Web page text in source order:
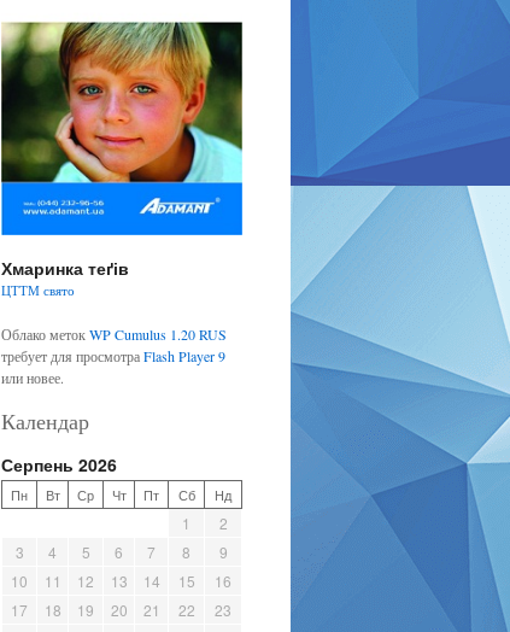
Хмаринка теґів
ЦТТМ свято
Облако метокWP Cumulus 1.20 RUS
требует для просмотраFlash Player 9
или новее.
Календар
Серпень 2026
Пн Вт Ср Чт Пт Сб Нд
1
2
3
4 5 6 7 8
9
10
11 12 13 14 15
16
17
18 19 20 21 22
23